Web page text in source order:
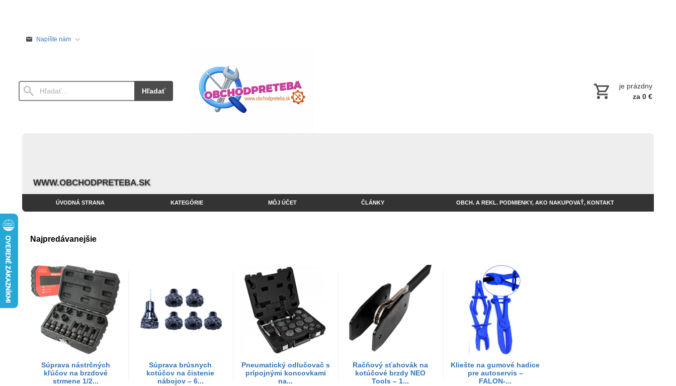
Napíšte nám
Hľadať
je prázdny
za 0 €
WWW.OBCHODPRETEBA.SK
ÚVODNÁ STRANA KATEGÓRIE MÔJ ÚČET ČLÁNKY OBCH. A REKL. PODMIENKY, AKO NAKUPOVAŤ, KONTAKT
Najpredávanejšie
Súprava nástrčných
kľúčov na brzdové
strmene 1/2...
Súprava brúsnych
kotúčov na čistenie
nábojov – 6...
Pneumatický odlučovač s
prípojnými koncovkami
na...
Račňový sťahovák na
kotúčové brzdy NEO
Tools – 1...
Kliešte na gumové hadice
pre autoservis –
FALON-...